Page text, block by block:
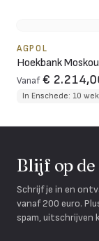
AGPOL
Hoekbank
Vanaf €
In Enschede: 10
Blijf op de
Schrijf je in en
vanaf 200 euro.
spam, uitschrijven